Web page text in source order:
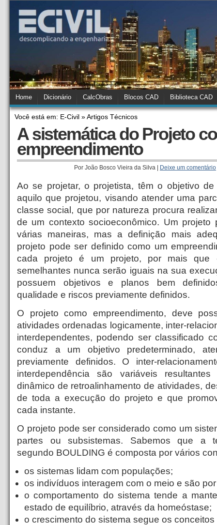
Home Dicionário CalcObras Blocos CAD Biblioteca CAD
Você está em: E-Civil » Artigos Técnicos
A sistemática do Projeto
empreendimento
Por João Bosco Vieira da Silva | Deixe um comentário
Ao se projetar, o projetista, têm o objetivo
aquilo que projetou, visando atender uma
classe social, que por natureza procura
de um contexto socioeconômico. Um projeto
várias maneiras, mas a definição mais
projeto pode ser definido como um
cada projeto é um projeto, por mais que
semelhantes nunca serão iguais na sua
possuem objetivos e planos bem
qualidade e riscos previamente definidos.
O projeto como empreendimento, deve
atividades ordenadas logicamente, inter-
interdependentes, podendo ser classificado
conduz a um objetivo predeterminado,
previamente definidos. O inter-
interdependência são variáveis
dinâmico de retroalinhamento de atividades,
de toda a execução do projeto e que
cada instante.
O projeto pode ser considerado como um
partes ou subsistemas. Sabemos que a
segundo BOULDING é composta por vários
os sistemas lidam com populações;
os indivíduos interagem com o meio e são
o comportamento do sistema tende a
estado de equilíbrio, através da homeóstase;
o crescimento do sistema segue os conceitos